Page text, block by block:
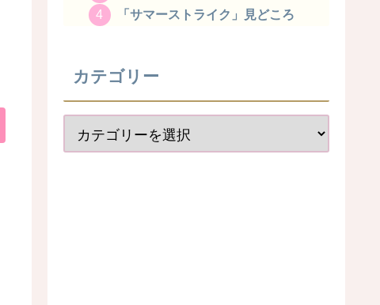
「サマーストライク」見どころ
カテゴリー